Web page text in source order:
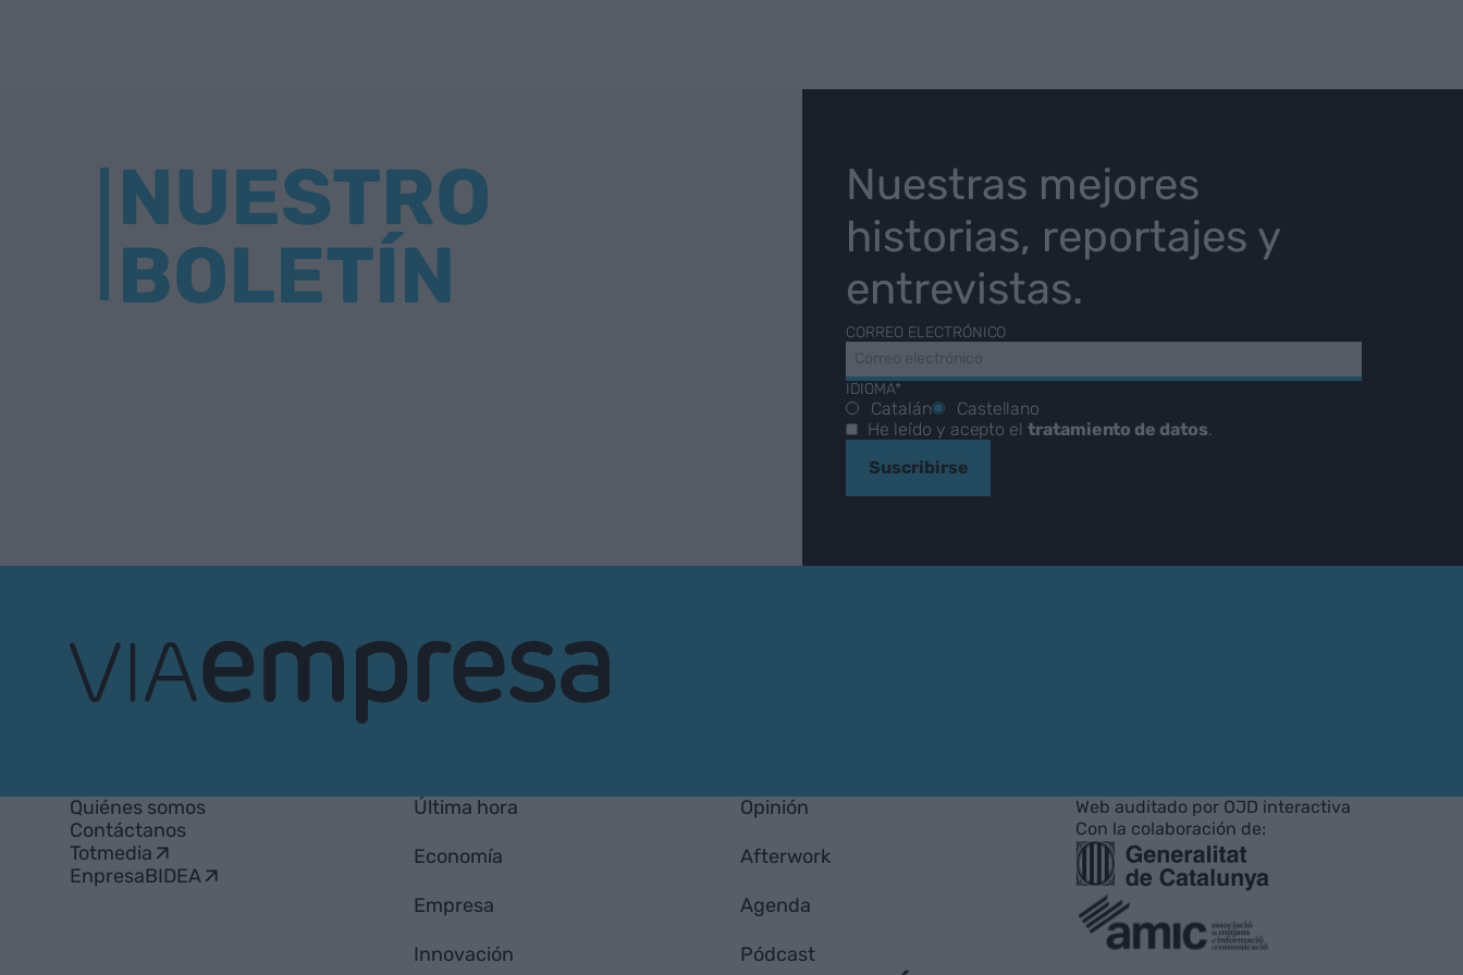
NUESTRO
BOLETÍN
Nuestras mejores
historias, reportajes y
entrevistas.
CORREO ELECTRÓNICO
IDIOMA*
Catalán
Castellano
He leído y acepto eltratamiento de datos.
Suscribirse
Quiénes somos
Contáctanos
Totmedia
EnpresaBIDEA
Última hora
Economía
Empresa
Innovación
Opinión
Afterwork
Agenda
Pódcast
Web auditado por OJD interactiva
Con la colaboración de: